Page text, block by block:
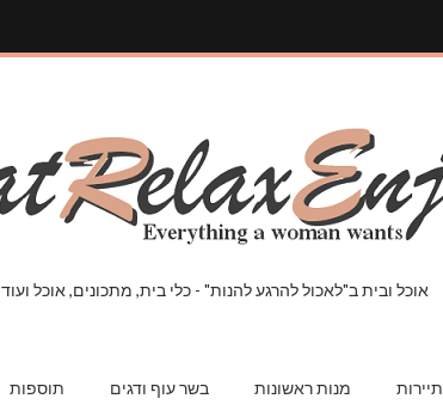
אוכל ובית ב"לאכול להרגע להנות" - כלי בית, מתכונים, אוכל ועוד
תיירות מנות ראשונות בשר עוף ודגים תוספות